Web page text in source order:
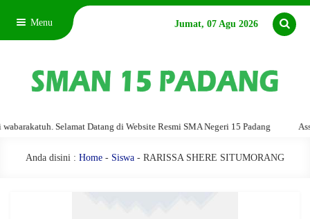
Menu Jumat, 07 Agu 2026
Selamat Datang di Website Resmi SMA Negeri 15 Padang
Anda disini : Home - Siswa - RARISSA SHERE SITUMORANG